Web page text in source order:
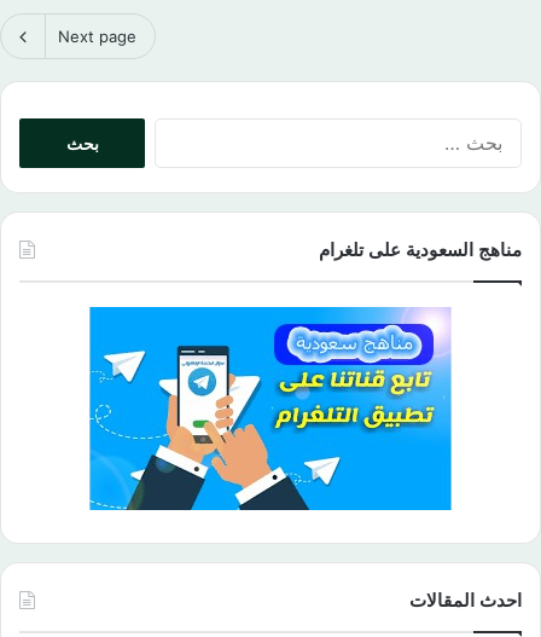
Next page
البحث
مناهج السعودية على تلغرام
احدث المقالات